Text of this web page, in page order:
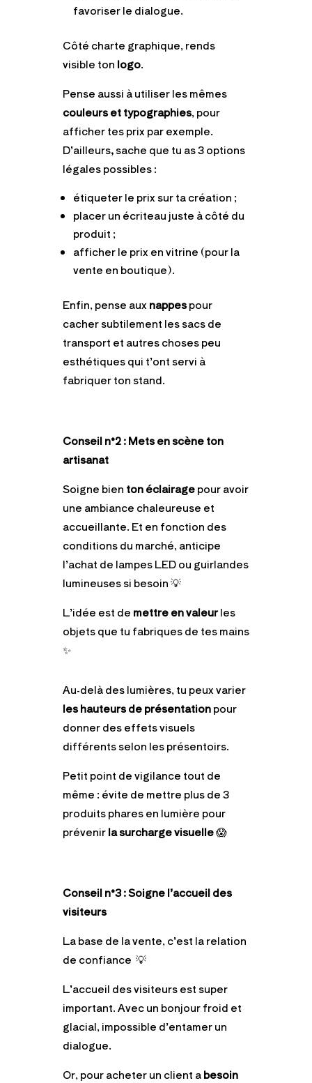
favoriser le dialogue.
Côté charte graphique, rends
visible ton logo.
Pense aussi à utiliser les mêmes
couleurs et typographies, pour
afficher tes prix par exemple.
D’ailleurs,sache que tu as 3 options
légales possibles :
étiqueter le prix sur ta création ;
placer un écriteau juste à côté du
produit ;
afficher le prix en vitrine (pour la
vente en boutique).
Enfin, pense aux nappespour
cacher subtilement les sacs de
transport et autres choses peu
esthétiques qui t’ont servi à
fabriquer ton stand.
Conseil n°2 : Mets en scène ton
artisanat
Soigne bien ton éclairagepour avoir
une ambiance chaleureuse et
accueillante. Et en fonction des
conditions du marché, anticipe
l’achat de lampes LED ou guirlandes
lumineuses si besoin 💡
L’idée est de mettre en valeurles
objets que tu fabriques de tes mains
✨
Au-delà des lumières, tu peux varier
les hauteurs de présentationpour
donner des effets visuels
différents selon les présentoirs.
Petit point de vigilance tout de
même : évite de mettre plus de 3
produits phares en lumière pour
prévenirla surcharge visuelle😱
Conseil n°3 : Soigne l’accueil des
visiteurs
La base de la vente, c’est la relation
de confiance 💡
L’accueil des visiteurs est super
important. Avec un bonjour froid et
glacial, impossible d’entamer un
dialogue.
Or, pour acheter un client abesoin